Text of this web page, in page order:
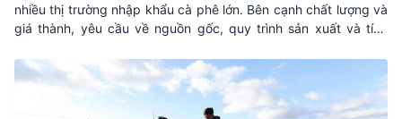
nhiều thị trường nhập khẩu cà phê lớn. Bên cạnh chất lượng và
giá thành, yêu cầu về nguồn gốc, quy trình sản xuất và tính
hoạt động thương mại. Từ thực tế làm việc với các đối tác quốc
tế, King Coffee ghi nhận yêu cầu này được đặt ra ngay từ quá